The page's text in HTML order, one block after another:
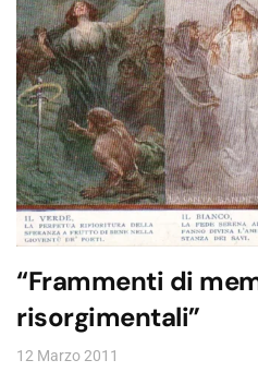
“Frammenti di
risorgimentali”
12 Marzo 2011